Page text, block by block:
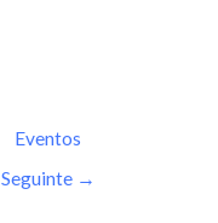
Eventos
Seguinte →